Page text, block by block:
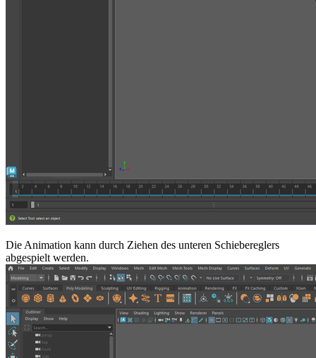
Die Animation kann durch Ziehen des unteren Schiebereglers
abgespielt werden.